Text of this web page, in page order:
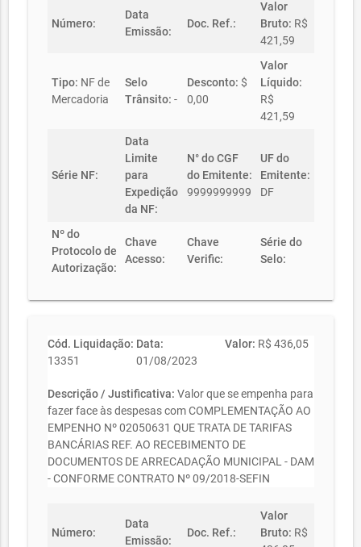
Número:
Data
Emissão:
Doc. Ref.:
Valor
Bruto: R$
421,59
Tipo: NF de
Mercadoria
Selo
Trânsito: -
Desconto: $
0,00
Valor
Líquido:
R$
421,59
Série NF:
Data
Limite
para
Expedição
da NF:
N° do CGF
do Emitente:
9999999999
UF do
Emitente:
DF
Nº do
Protocolo de
Autorização:
Chave
Acesso:
Chave
Verific:
Série do
Selo:
Cód. Liquidação:
13351
Data:
01/08/2023
Valor: R$ 436,05
Descrição / Justificativa: Valor que se empenha para
fazer face às despesas com COMPLEMENTAÇÃO AO
EMPENHO Nº 02050631 QUE TRATA DE TARIFAS
BANCÁRIAS REF. AO RECEBIMENTO DE
DOCUMENTOS DE ARRECADAÇÃO MUNICIPAL - DAM
- CONFORME CONTRATO Nº 09/2018-SEFIN
Número:
Data
Emissão:
Doc. Ref.:
Valor
Bruto: R$